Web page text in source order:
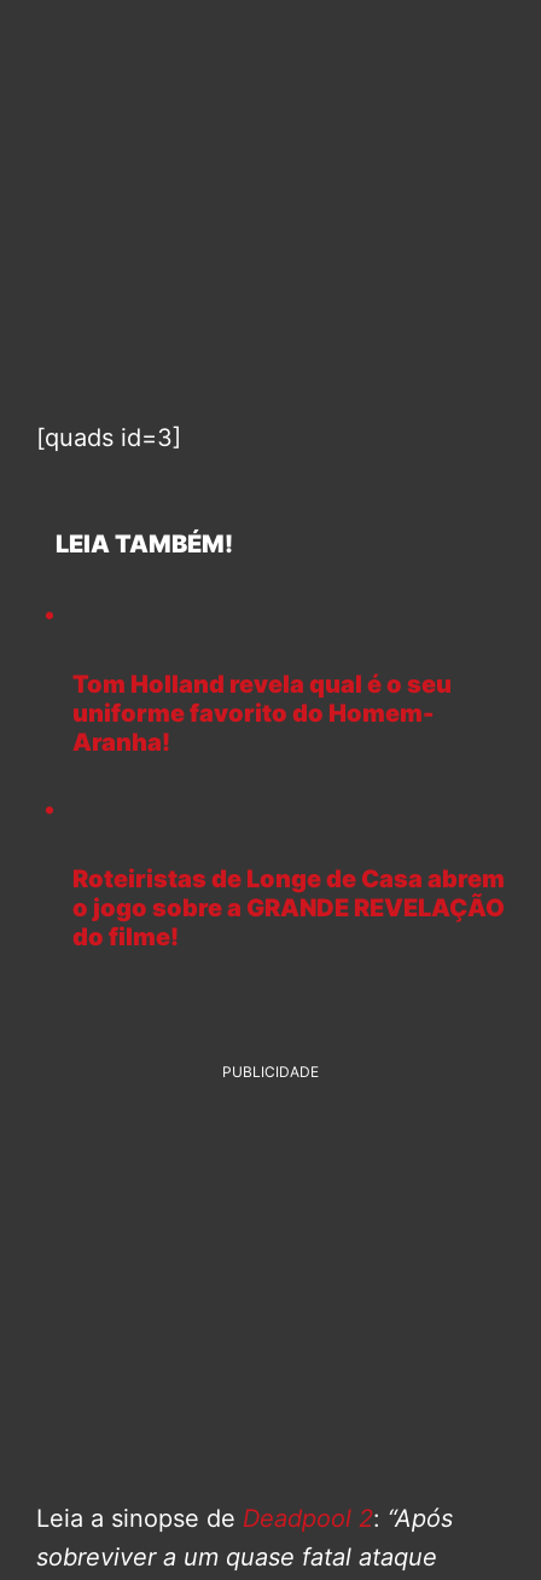
[quads id=3]
LEIA TAMBÉM!
Tom Holland revela qual é o seu
uniforme favorito do Homem-
Aranha!
Roteiristas de Longe de Casa abrem
o jogo sobre a GRANDE REVELAÇÃO
do filme!
PUBLICIDADE
Leia a sinopse de Deadpool 2: “Após
sobreviver a um quase fatal ataque